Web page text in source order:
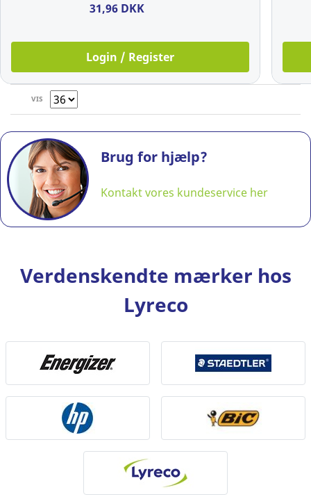
31,96 DKK
Login / Register
VIS
Brug for hjælp?
Kontakt vores kundeservice her
Verdenskendte mærker hos
Lyreco